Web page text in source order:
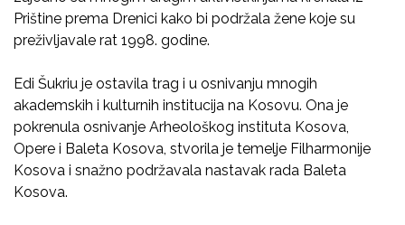
Prištine prema Drenici kako bi podržala žene koje su
preživljavale rat 1998. godine.
Edi Šukriu je ostavila trag i u osnivanju mnogih
akademskih i kulturnih institucija na Kosovu. Ona je
pokrenula osnivanje Arheološkog instituta Kosova,
Opere i Baleta Kosova, stvorila je temelje Filharmonije
Kosova i snažno podržavala nastavak rada Baleta
Kosova.